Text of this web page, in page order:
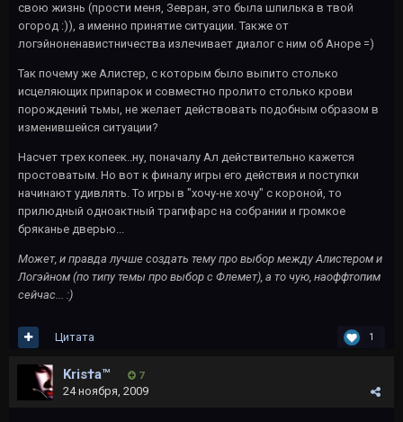
свою жизнь (прости меня, Зевран, это была шпилька в твой
огород :)), а именно принятие ситуации. Также от
логэйноненавистничества излечивает диалог с ним об Аноре =)
Так почему же Алистер, с которым было выпито столько
исцеляющих припарок и совместно пролито столько крови
порождений тьмы, не желает действовать подобным образом в
изменившейся ситуации?
Насчет трех копеек..ну, поначалу Ал действительно кажется
простоватым. Но вот к финалу игры его действия и поступки
начинают удивлять. То игры в "хочу-не хочу" с короной, то
прилюдный одноактный трагифарс на собрании и громкое
бряканье дверью...
Может, и правда лучше создать тему про выбор между Алистером и
Логэйном (по типу темы про выбор с Флемет), а то чую, наоффтопим
сейчас... :)
1
Цитата
Kris†a™ 7
24 ноября, 2009